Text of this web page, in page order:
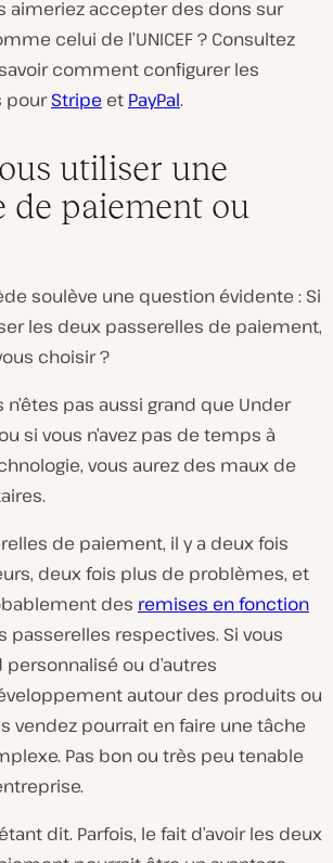
aimeriez accepter des dons sur
celui de l’UNICEF ? Consultez
comment configurer les
pourStripe et PayPal.
utiliser une
de paiement ou
soulève une question évidente : Si
les deux passerelles de paiement,
choisir ?
n’êtes pas aussi grand que Under
ou si vous n’avez pas de temps à
vous aurez des maux de
de paiement, il y a deux fois
deux fois plus de problèmes, et
des remises en fonction
passerelles respectives. Si vous
personnalisé ou d’autres
autour des produits ou
vendez pourrait en faire une tâche
Pas bon ou très peu tenable
dit. Parfois, le fait d’avoir les deux